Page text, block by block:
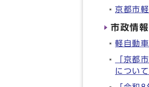
京都市
市政情報
軽自動
「京都
について